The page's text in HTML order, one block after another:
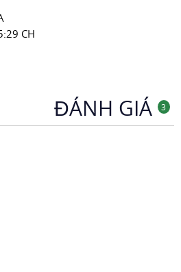
CH
ĐÁNH GIÁ 3